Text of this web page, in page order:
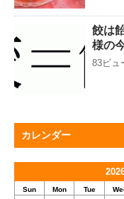
餃は
様の
83ビュ
カレンダー
Sun Mon Tue